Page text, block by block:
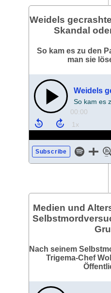
Weidels
Skandal
So kam es zu den
man sie
00:00
Subscribe
Medien und
Nach seinem
Trigema-Chef